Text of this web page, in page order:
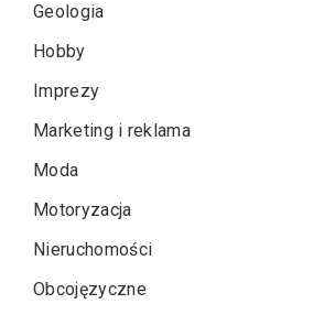
Geologia
Hobby
Imprezy
Marketing i reklama
Moda
Motoryzacja
Nieruchomości
Obcojęzyczne